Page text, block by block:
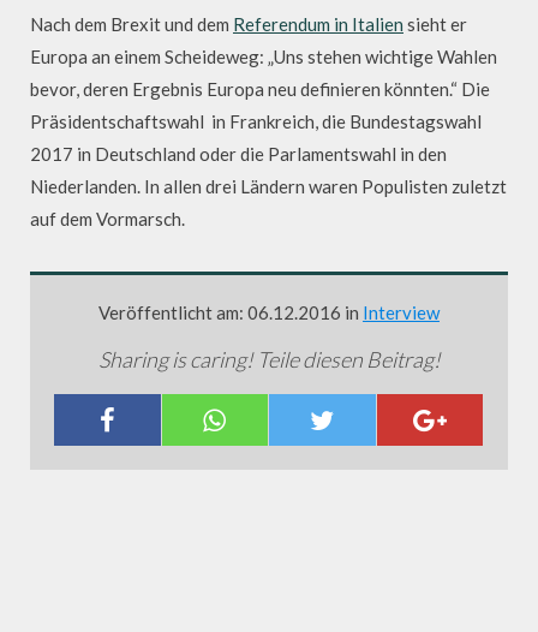
Nach dem Brexit und dem Referendum in Italien sieht er
Europa an einem Scheideweg: „Uns stehen wichtige Wahlen
bevor, deren Ergebnis Europa neu definieren könnten.“ Die
Präsidentschaftswahl in Frankreich, die Bundestagswahl
2017 in Deutschland oder die Parlamentswahl in den
Niederlanden. In allen drei Ländern waren Populisten zuletzt
auf dem Vormarsch.
Veröffentlicht am: 06.12.2016 in Interview
Sharing is caring! Teile diesen Beitrag!